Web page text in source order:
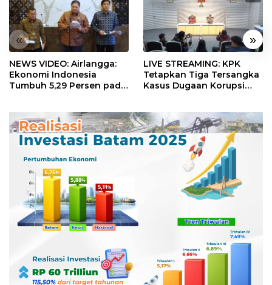
« »
NEWS VIDEO: Airlangga:
Ekonomi Indonesia
Tumbuh 5,29 Persen pada
LIVE STREAMING: KPK
Tetapkan Tiga Tersangka
Kasus Dugaan Korupsi